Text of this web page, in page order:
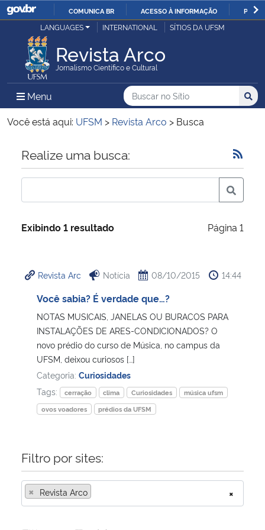
IR
O
COMUNICA BR ACESSO À INFORMAÇÃO
Ministério da Justiça e Segurança Pública
Ministério da Defesa
Ministério das Relações Exteriores
Ministério da Economia
Ministério da Infraestrutura
Ministério da Cidadania
Ministério de Minas e Energia
Ministério do Meio Ambiente
Ministério do Desenvolvimento Regional
Controladoria-Geral da União
LANGUAGES INTERNATIONAL SÍTIOS DA UFSM
Revista Arco
Jornalismo Científico e Cultural
Menu Menu Principal do Sítio
Busca
Buscar no no Sítio
Busca:
Você está aqui: UFSM > Revista Arco > Busca
Início do conteúdo
Realize uma busca:
Exibindo 1 resultado Página 1
Revista Arc Notícia 08/10/2015 14:44
Você sabia? É verdade que…?
NOTAS MUSICAIS, JANELAS OU BURACOS PARA
INSTALAÇÕES DE ARES-CONDICIONADOS? O
novo prédio do curso de Música, no campus da
UFSM, deixou curiosos […]
Categoria: Curiosidades
Tags:
cerração clima Curiosidades
música ufsm
ovos voadores
prédios da UFSM
Filtro por sites:
×
× Revista Arco